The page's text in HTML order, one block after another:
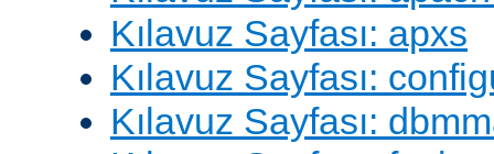
Kılavuz Sayfası: apxs
Kılavuz Sayfası:
Kılavuz Sayfası: